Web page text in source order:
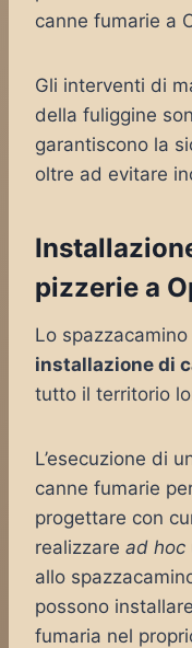
canne fumarie a
Gli interventi di
della fuliggine
garantiscono la
oltre ad evitare
pizzerie a
Lo
installazione di
tutto il territorio
L’esecuzione di
canne fumarie
progettare con
realizzare ad hoc
allo
possono
fumaria nel